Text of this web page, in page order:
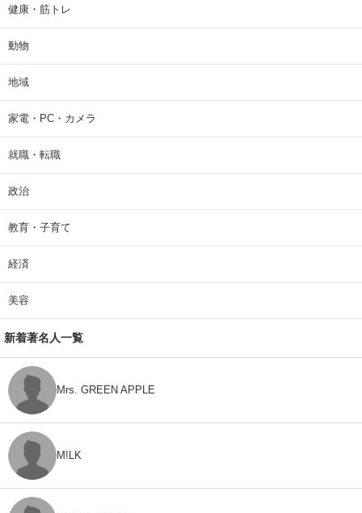
健康・筋トレ
動物
地域
家電・PC・カメラ
就職・転職
政治
教育・子育て
経済
美容
新着著名人一覧
Mrs. GREEN APPLE
M!LK